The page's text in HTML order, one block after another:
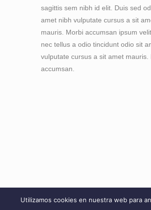
sagittis sem nibh id elit. Duis sed
amet nibh vulputate cursus a sit
mauris. Morbi accumsan ipsum
nec tellus a odio tincidunt odio sit
vulputate cursus a sit amet mauris.
accumsan.
Utilizamos cookies en nuestra web para